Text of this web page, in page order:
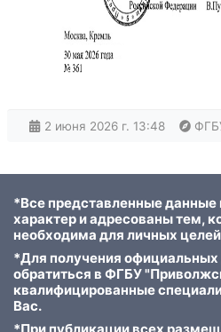
2 июня 2026 г. 13:48
*Все представленные данные
характер и адресованы тем,
необходима для личных
*Для получения
обратиться в ФГБУ
квалифицированные
Вас.